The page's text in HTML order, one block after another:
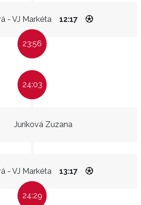
- VJ Markéta 12:17
23:56
24:03
Juríková Zuzana
- VJ Markéta 13:17
24:29